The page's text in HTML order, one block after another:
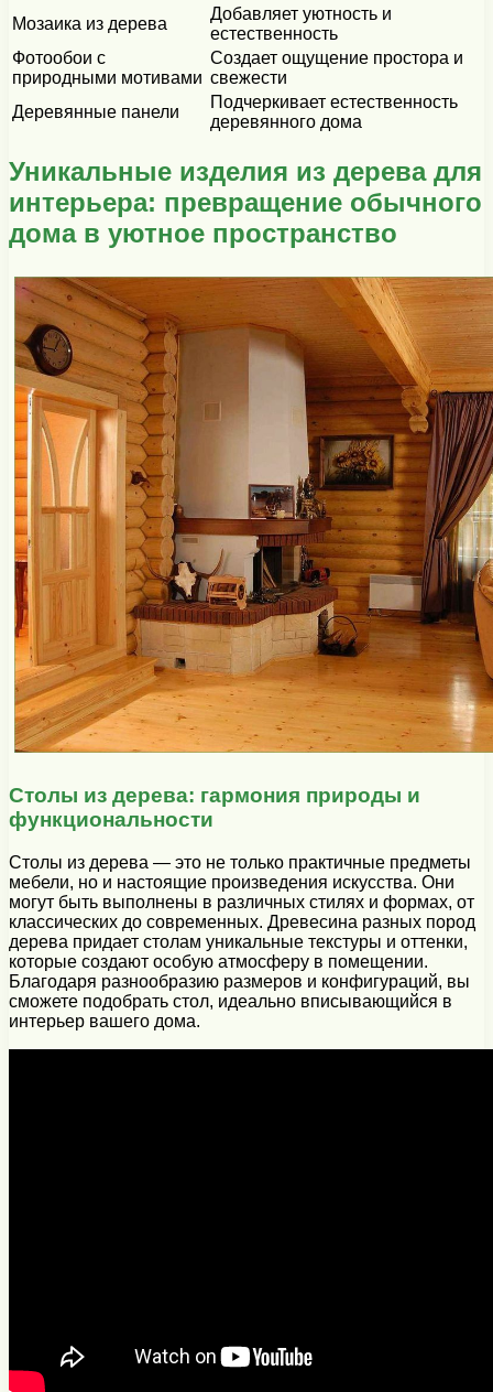
Мозаика из дерева
Добавляет уютность и
естественность
Фотообои с
природными мотивами
Создает ощущение простора и
свежести
Деревянные панели
Подчеркивает естественность
деревянного дома
Уникальные изделия из дерева для
интерьера: превращение обычного
дома в уютное пространство
Столы из дерева: гармония природы и
функциональности
Столы из дерева — это не только практичные предметы
мебели, но и настоящие произведения искусства. Они
могут быть выполнены в различных стилях и формах, от
классических до современных. Древесина разных пород
дерева придает столам уникальные текстуры и оттенки,
которые создают особую атмосферу в помещении.
Благодаря разнообразию размеров и конфигураций, вы
сможете подобрать стол, идеально вписывающийся в
интерьер вашего дома.